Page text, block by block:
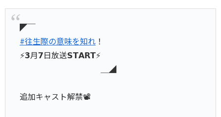
◤￣
#往生際の意味を知れ！
⚡️𝟯月𝟳日放送𝗦𝗧𝗔𝗥𝗧⚡️
＿◢
追加キャスト解禁📽